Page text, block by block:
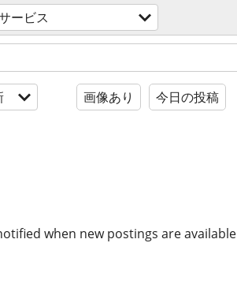
ービス
画像あり 今日の投稿
when new postings are available